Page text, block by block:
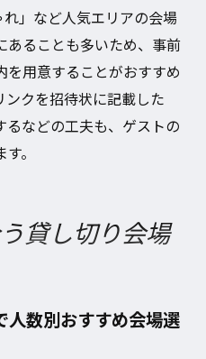
れ」など人気エリアの会場
あることも多いため、事前
を用意することがおすすめ
クを招待状に記載した
るなどの工夫も、ゲストの
。
貸し切り会場
人数別おすすめ会場選